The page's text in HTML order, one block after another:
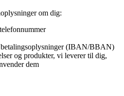
om dig:
(IBAN/BBAN)
og produkter, vi leverer til dig,
dem